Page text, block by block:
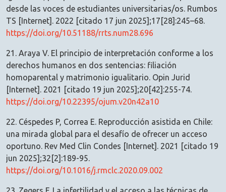
desde las voces de estudiantes universitarias/os. Rumbos
TS [Internet]. 2022 [citado 17 jun 2025];17[28]:245–68.
https://doi.org/10.51188/rrts.num28.696
21. Araya V. El principio de interpretación conforme a los
derechos humanos en dos sentencias: filiación
homoparental y matrimonio igualitario. Opin Jurid
[Internet]. 2021 [citado 19 jun 2025];20[42]:255-74.
https://doi.org/10.22395/ojum.v20n42a10
22. Céspedes P, Correa E. Reproducción asistida en Chile:
una mirada global para el desafío de ofrecer un acceso
oportuno. Rev Med Clin Condes [Internet]. 2021 [citado 19
jun 2025];32[2]:189-95.
https://doi.org/10.1016/j.rmclc.2020.09.002